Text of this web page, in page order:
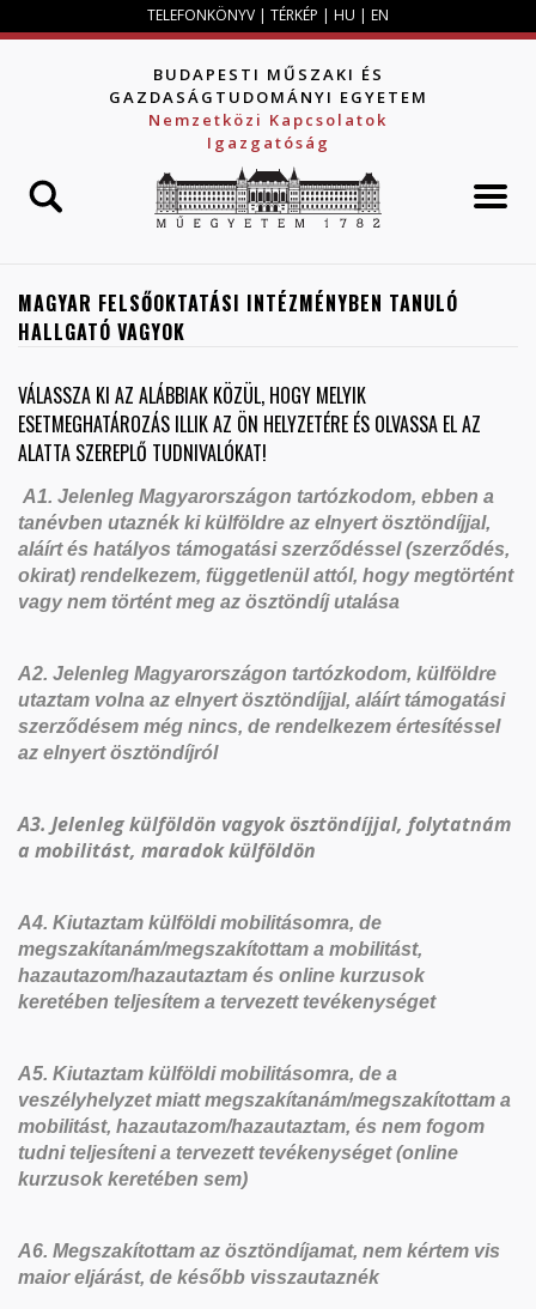
Jump to navigation
TELEFONKÖNYV | TÉRKÉP | HU | EN
BUDAPESTI MŰSZAKI ÉS
GAZDASÁGTUDOMÁNYI EGYETEM
Nemzetközi Kapcsolatok
Igazgatóság
MAGYAR FELSŐOKTATÁSI INTÉZMÉNYBEN TANULÓ
HALLGATÓ VAGYOK
VÁLASSZA KI AZ ALÁBBIAK KÖZÜL, HOGY MELYIK
ESETMEGHATÁROZÁS ILLIK AZ ÖN HELYZETÉRE ÉS OLVASSA EL AZ
ALATTA SZEREPLŐ TUDNIVALÓKAT!
A1. Jelenleg Magyarországon tartózkodom, ebben a
tanévben utaznék ki külföldre az elnyert ösztöndíjjal,
aláírt és hatályos támogatási szerződéssel (szerződés,
okirat) rendelkezem, függetlenül attól, hogy megtörtént
vagy nem történt meg az ösztöndíj utalása
A2. Jelenleg Magyarországon tartózkodom, külföldre
utaztam volna az elnyert ösztöndíjjal, aláírt támogatási
szerződésem még nincs, de rendelkezem értesítéssel
az elnyert ösztöndíjról
A3. Jelenleg külföldön vagyok ösztöndíjjal, folytatnám
a mobilitást, maradok külföldön
A4. Kiutaztam külföldi mobilitásomra, de
megszakítanám/megszakítottam a mobilitást,
hazautazom/hazautaztam és online kurzusok
keretében teljesítem a tervezett tevékenységet
A5. Kiutaztam külföldi mobilitásomra, de a
veszélyhelyzet miatt megszakítanám/megszakítottam a
mobilitást, hazautazom/hazautaztam, és nem fogom
tudni teljesíteni a tervezett tevékenységet (online
kurzusok keretében sem)
A6. Megszakítottam az ösztöndíjamat, nem kértem vis
maior eljárást, de később visszautaznék